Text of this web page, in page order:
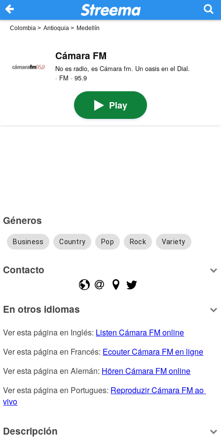
Colombia > Antioquia > Medellín
Cámara FM
No es radio, es Cámara fm. Un oasis en el Dial.
· FM · 95.9
Play
Géneros
Business Country Pop Rock Variety
Contacto
En otros idiomas
Ver esta página en Inglés: Listen Cámara FM online
Ver esta página en Francés: Ecouter Cámara FM en ligne
Ver esta página en Alemán: Hören Cámara FM online
Ver esta página en Portugues: Reproduzir Cámara FM ao
vivo
Descripción